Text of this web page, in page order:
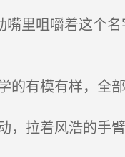
嘴里咀嚼着这个
有模有样，全
拉着风浩的手